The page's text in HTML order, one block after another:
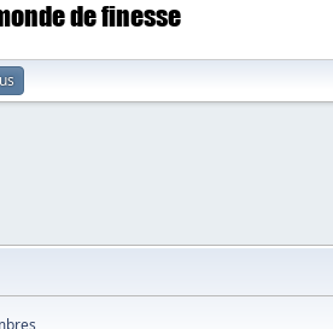
de finesse